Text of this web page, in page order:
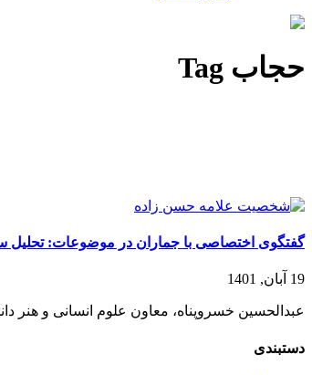
حجاب Tag
گفتگوی اختصاصی با جماران در موضوعات: تحلیل
19 آبان, 1401
عبدالحسین خسروپناه، معاون علوم انسانی و هنر
دستبندی